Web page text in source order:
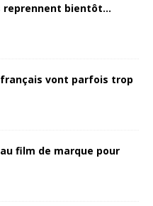
reprennent bientôt…
français vont parfois trop
film de marque pour